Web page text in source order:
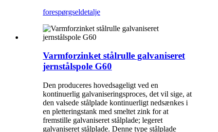
forespørgseldetalje
Varmforzinket stålrulle galvaniseret
jernstålspole G60
Den produceres hovedsageligt ved en
kontinuerlig galvaniseringsproces, det vil sige, at
den valsede stålplade kontinuerligt nedsænkes i
en pletteringstank med smeltet zink for at
fremstille galvaniseret stålplade; legeret
galvaniseret stålplade. Denne type stålplade